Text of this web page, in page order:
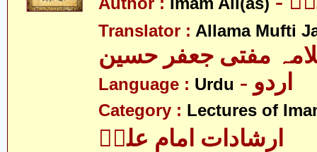
Translator : Allama Mufti
مفتی جعفر حسین
Language : Urdu - اردو
Category : Lectures of
ارشادات امام علیؑ